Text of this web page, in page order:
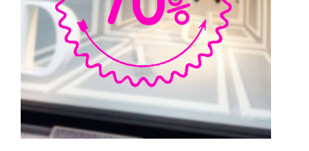
VARIANTES.
LAS
PUEDEN
ELEGIR
EN
LA
PÁGINA
DE